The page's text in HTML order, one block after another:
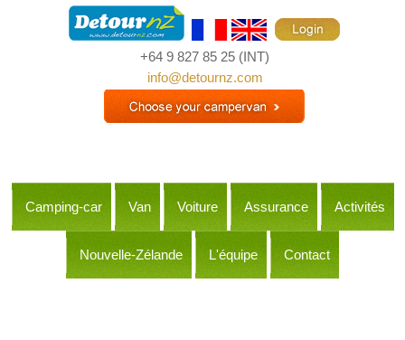
+64 9 827 85 25 (INT)
info@detournz.com
Camping-car Van Voiture Assurance Activités
Nouvelle-Zélande L'équipe Contact